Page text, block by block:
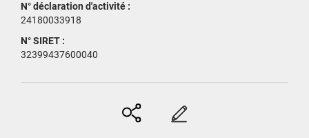
N° déclaration d'activité :
24180033918
N° SIRET :
32399437600040
Envoyer
par
Modifier
ma